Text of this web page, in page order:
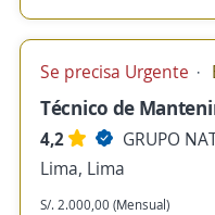
Se precisa Urgente
Técnico de
4,2
GRUPO
Lima, Lima
S/. 2.000,00 (Mensual)